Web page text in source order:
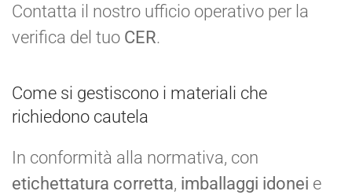
Contatta il nostro ufficio operativo per la
verifica del tuo CER.
Come si gestiscono i materiali che
richiedono cautela
In conformità alla normativa, con
etichettatura corretta, imballaggi idonei e